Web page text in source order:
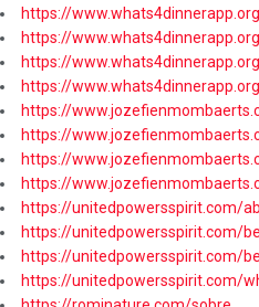
https://
https://
https://
https://
https://
https://
https://
https://
https://unitedpowersspirit.com/
https://unitedpowersspirit.com/
https://unitedpowersspirit.com/
https://unitedpowersspirit.com/